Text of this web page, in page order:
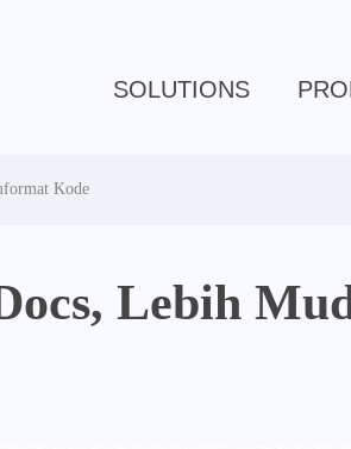
SOLUTIONS
Kode
Lebih